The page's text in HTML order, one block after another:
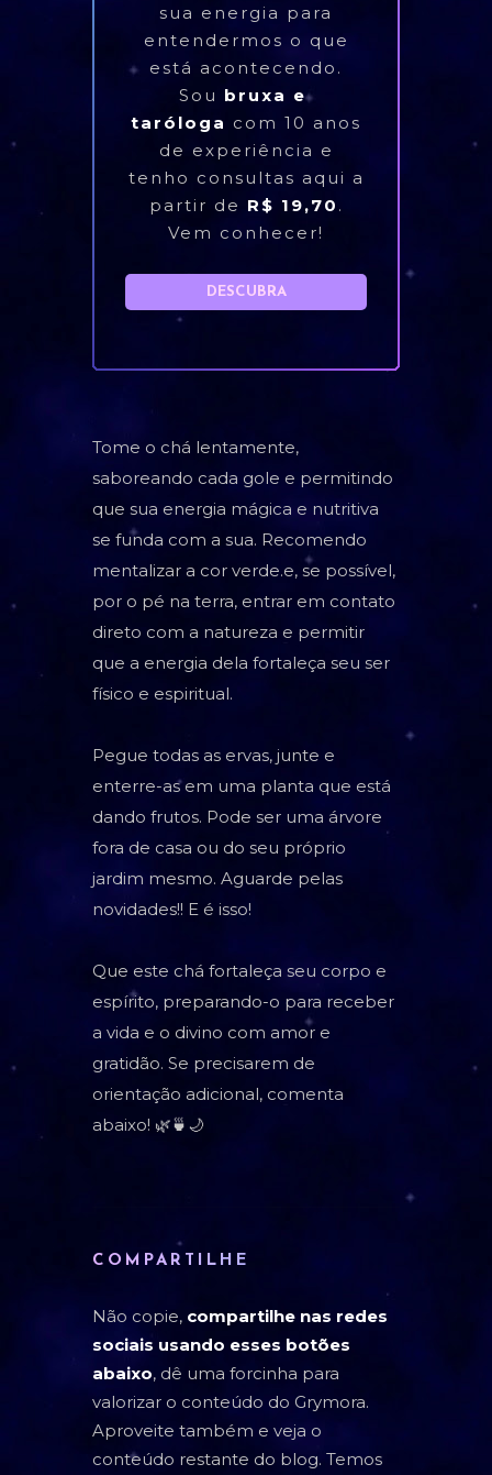
sua energia para
entendermos o que
está acontecendo.
Sou bruxa e
taróloga com 10 anos
de experiência e
tenho consultas aqui a
partir de R$ 19,70 .
Vem conhecer!
DESCUBRA
Tome o chá lentamente,
saboreando cada gole e permitindo
que sua energia mágica e nutritiva
se funda com a sua. Recomendo
mentalizar a cor verde.e, se possível,
por o pé na terra, entrar em contato
direto com a natureza e permitir
que a energia dela fortaleça seu ser
físico e espiritual.
Pegue todas as ervas, junte e
enterre-as em uma planta que está
dando frutos. Pode ser uma árvore
fora de casa ou do seu próprio
jardim mesmo. Aguarde pelas
novidades!! E é isso!
Que este chá fortaleça seu corpo e
espírito, preparando-o para receber
a vida e o divino com amor e
gratidão. Se precisarem de
orientação adicional, comenta
abaixo! 🌿🍵🌙
COMPARTILHE
Não copie, compartilhe nas redes
sociais usando esses botões
abaixo, dê uma forcinha para
valorizar o conteúdo do Grymora.
Aproveite também e veja o
conteúdo restante do blog. Temos